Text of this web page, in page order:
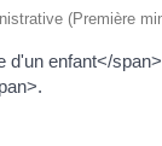
(Première
enfant</